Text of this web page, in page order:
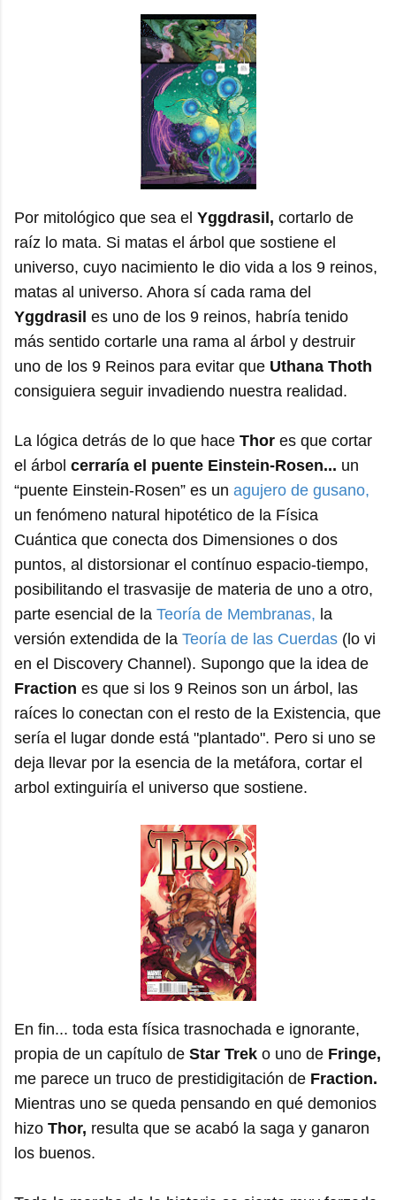
Por mitológico que sea el Yggdrasil, cortarlo de
raíz lo mata. Si matas el árbol que sostiene el
universo, cuyo nacimiento le dio vida a los 9 reinos,
matas al universo. Ahora sí cada rama del
Yggdrasil es uno de los 9 reinos, habría tenido
más sentido cortarle una rama al árbol y destruir
uno de los 9 Reinos para evitar que Uthana Thoth
consiguiera seguir invadiendo nuestra realidad.
La lógica detrás de lo que hace Thor es que cortar
el árbol cerraría el puente Einstein-Rosen... un
“puente Einstein-Rosen” es un agujero de gusano,
un fenómeno natural hipotético de la Física
Cuántica que conecta dos Dimensiones o dos
puntos, al distorsionar el contínuo espacio-tiempo,
posibilitando el trasvasije de materia de uno a otro,
parte esencial de la Teoría de Membranas, la
versión extendida de la Teoría de las Cuerdas (lo vi
en el Discovery Channel). Supongo que la idea de
Fraction es que si los 9 Reinos son un árbol, las
raíces lo conectan con el resto de la Existencia, que
sería el lugar donde está "plantado". Pero si uno se
deja llevar por la esencia de la metáfora, cortar el
arbol extinguiría el universo que sostiene.
En fin... toda esta física trasnochada e ignorante,
propia de un capítulo de Star Trek o uno de Fringe,
me parece un truco de prestidigitación de Fraction.
Mientras uno se queda pensando en qué demonios
hizo Thor, resulta que se acabó la saga y ganaron
los buenos.